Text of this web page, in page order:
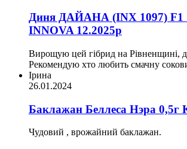
Диня ДАЙАНА (INX 1097) F1
INNOVA 12.2025р
Вирощую цей гібрид на Рівненщині,
Рекомендую хто любить смачну
Ірина
26.01.2024
Баклажан Беллеса Нэра 0,5г
Чудовий , врожайний баклажан.